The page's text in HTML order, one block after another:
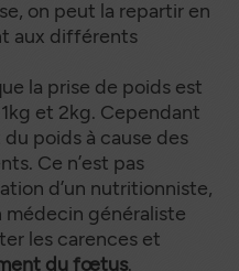
on peut la repartir en
aux différents
la prise de poids est
et 2kg. Cependant
poids à cause des
Ce n’est pas
d’un nutritionniste,
médecin généraliste
les carences et
du fœtus.